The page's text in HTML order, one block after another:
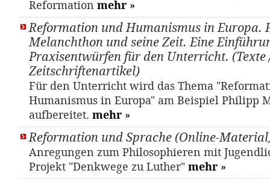
Reformation mehr »
Reformation und Humanismus in Europa.
Melanchthon und seine Zeit. Eine
Praxisentwürfen für den Unterricht. (Texte
Zeitschriftenartikel)
Für den Unterricht wird das Thema
Humanismus in Europa" am Beispiel Philipp
aufbereitet. mehr »
Reformation und Sprache (Online-
Anregungen zum Philosophieren mit
Projekt "Denkwege zu Luther" mehr »